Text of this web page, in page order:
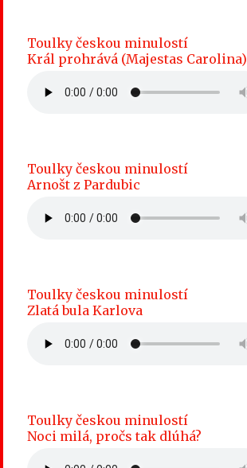
Toulky českou minulostí
Král prohrává (Majestas Carolina)
Toulky českou minulostí
Arnošt z Pardubic
Toulky českou minulostí
Zlatá bula Karlova
Toulky českou minulostí
Noci milá, pročs tak dlúhá?